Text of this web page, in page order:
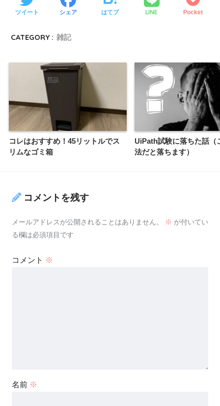
ツイート シェア はてブ LINE Pocket
CATEGORY : 雑記
コレはおすすめ！45リットルでス
リムなゴミ箱
UiPath試験に落ちた話（
法だと落ちます）
コメントを残す
メールアドレスが公開されることはありません。 ※ が付いてい
る欄は必須項目です
コメント ※
名前 ※